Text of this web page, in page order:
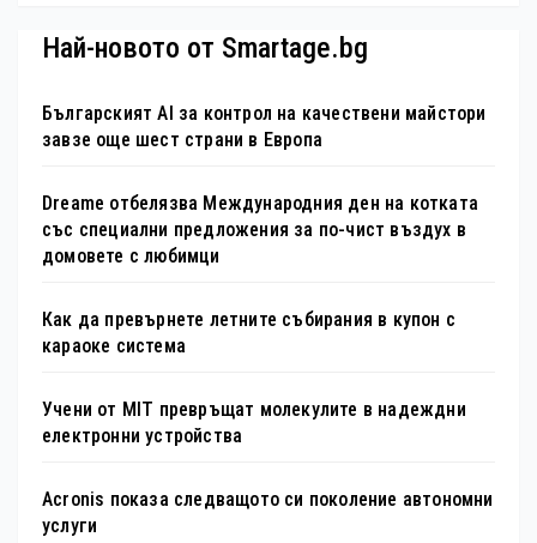
Най-новото от Smartage.bg
Българският AI за контрол на качествени майстори
завзе още шест страни в Европа
Dreame отбелязва Международния ден на котката
със специални предложения за по-чист въздух в
домовете с любимци
Как да превърнете летните събирания в купон с
караоке система
Учени от MIT превръщат молекулите в надеждни
електронни устройства
Acronis показа следващото си поколение автономни
услуги